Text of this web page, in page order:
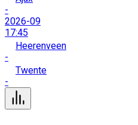
-
2026-09
17:45
Heerenveen
-
Twente
-